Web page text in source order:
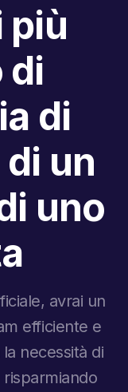
più
di
di
un
uno
avrai un
efficiente e
necessità di